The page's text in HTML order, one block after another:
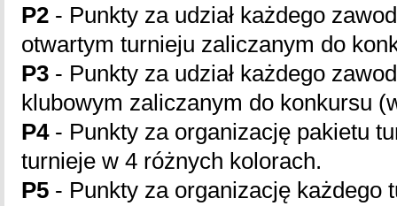
P2 - Punkty za udział każdego
otwartym turnieju zaliczanym do
P3 - Punkty za udział każdego
klubowym zaliczanym do konkursu
P4- Punkty za organizację pakietu
turnieje w 4 różnych kolorach.
P5 - Punkty za organizację każdego